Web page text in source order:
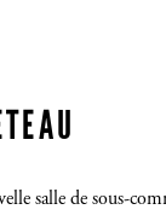
salle de sous-